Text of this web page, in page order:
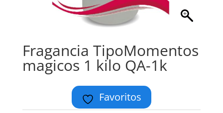
Fragancia TipoMomentos
magicos 1 kilo QA-1k
Favoritos